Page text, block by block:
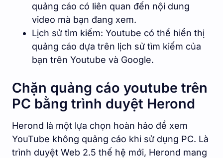
quảng cáo có liên quan đến nội dung
video mà bạn đang xem.
Lịch sử tìm kiếm: Youtube có thể hiển thị
quảng cáo dựa trên lịch sử tìm kiếm của
bạn trên Youtube và Google.
Chặn quảng cáo youtube trên
PC bằng trình duyệt Herond
Herond là một lựa chọn hoàn hảo để xem
YouTube không quảng cáo khi sử dụng PC. Là
trình duyệt Web 2.5 thế hệ mới, Herond mang